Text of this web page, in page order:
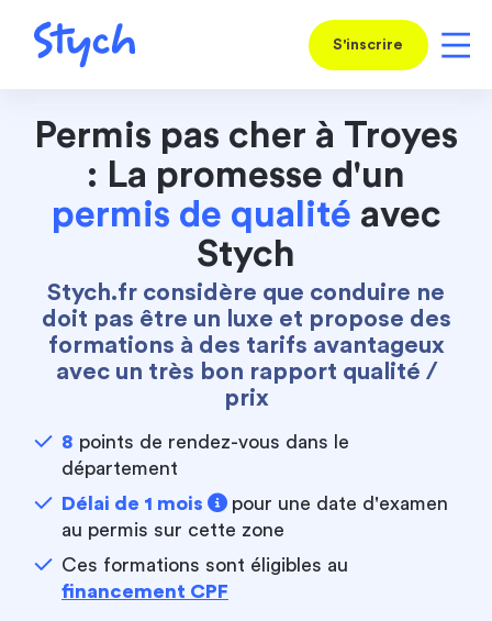
S'inscrire
Permis pas cher à Troyes
: La promesse d'un
permis de qualité avec
Stych
Stych.fr considère que conduire ne
doit pas être un luxe et propose des
formations à des tarifs avantageux
avec un très bon rapport qualité /
prix
8 points de rendez-vous dans le
département
Délai de 1 mois
pour une date d'examen
au permis sur cette zone
Ces formations sont éligibles au
financement CPF